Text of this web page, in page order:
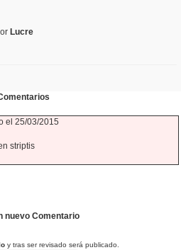
Lucre
el 25/03/2015
striptis
nuevo Comentario
y tras ser revisado será publicado.